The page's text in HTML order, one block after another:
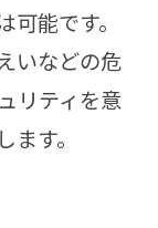
能です。
いなどの危
リティを意
す。